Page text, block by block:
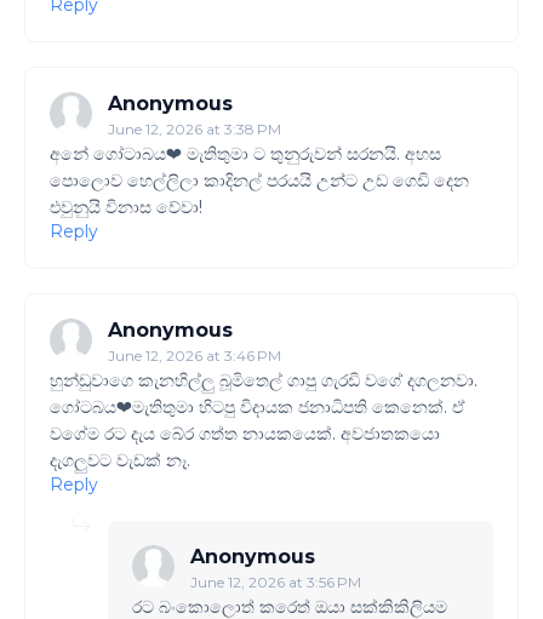
Anonymous
June 12, 2026 at 3:38 PM
අනේ ගෝටාබය❤ මැතිතුමා ට තුනුරුවන් සරනයි. අහස
පොලොව හෙල්ලිලා කාදිනල් පරයයි උන්ට උඩ ගෙඩි දෙන
එවුනුයි විනාස වේවා!
Reply
Anonymous
June 12, 2026 at 3:46 PM
හුන්ඩුවාගෙ කැනහිල්ලු බූමිතෙල් ගාපු ගැරඩි වගේ දගලනවා.
ගෝටබය❤මැතිතුමා හිටපු විදායක ජනාධිපති කෙනෙක්. ඒ
වගේම රට දැය බේර ගත්ත නායකයෙක්. අවජාතකයො
දැගලුවට වැඩක් නෑ.
Reply
Anonymous
June 12, 2026 at 3:56 PM
රට බංකොලොත් කරෙත් ඔයා සක්කිකිලියම